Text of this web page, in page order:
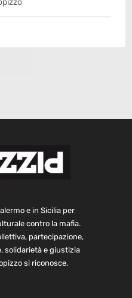
e in Sicilia per
contro la mafia.
partecipazione,
solidarietà e giustizia
si riconosce.